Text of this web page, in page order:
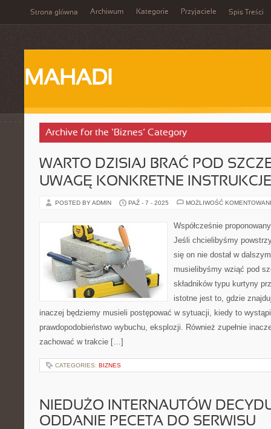
Strona główna Archiwum Kategorie Przyjaciele Spis Treści
MAHADI
Archive for the ‘Biznes’ Category
WARTO DZISIAJ BRAĆ POD
UWAGĘ KONKRETNE INSTRUKCJE
POSTED BY ADMIN PAŹ - 7 - 2025 MOŻLIWOŚĆ
Współcześnie
Jeśli chcielibyśmy
się on nie dostał w
musielibyśmy wziąć pod
składników typu kurtyny
istotne jest to, gdzie
inaczej będziemy musieli postępować w sytuacji, kiedy to
prawdopodobieństwo wybuchu, eksplozji. Również zupełnie
zachować w trakcie […]
CATEGORIES: BIZNES
NIEDUŻO INTERNAUTÓW
ODDANIE PECETA DO SERWISU